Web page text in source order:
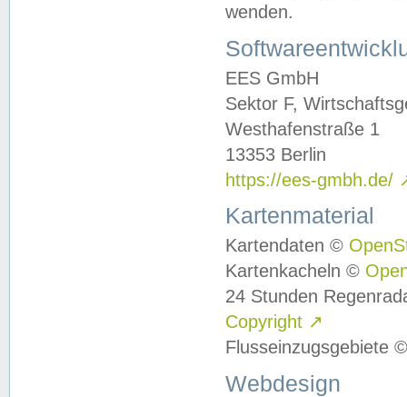
wenden.
EES GmbH
Sektor F,
Westhafenstraße 1
13353 Berlin
https://ees-gmbh.de/
Kartenmaterial
Kartendaten ©
Kartenkacheln ©
24 Stunden
Copyright ↗
Flusseinzugsgebiete
Webdesign